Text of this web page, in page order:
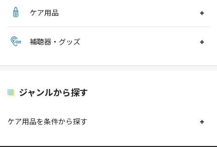
ケア用品
補聴器・グッズ
ジャンルから探す
ケア用品を条件から探す